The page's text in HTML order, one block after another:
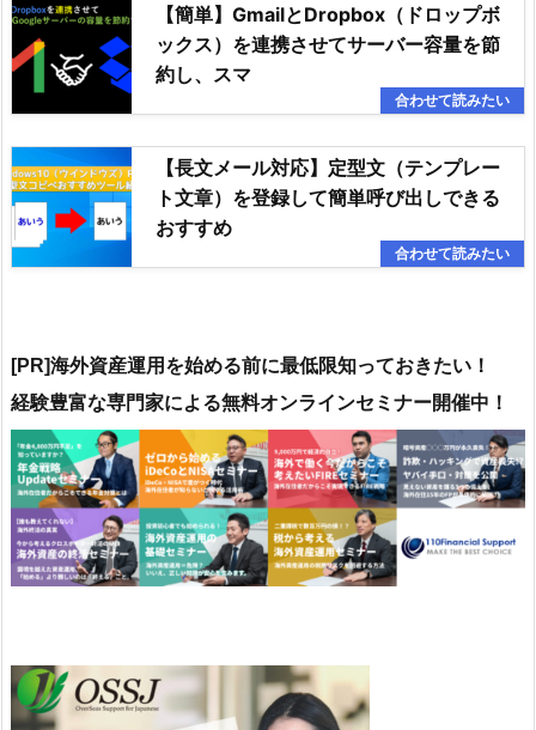
【簡単】GmailとDropbox（ドロップボ
ックス）を連携させてサーバー容量を節
約し、スマ
【長文メール対応】定型文（テンプレー
ト文章）を登録して簡単呼び出しできる
おすすめ
[PR]海外資産運用を始める前に最低限知っておきたい！
経験豊富な専門家による無料オンラインセミナー開催中！